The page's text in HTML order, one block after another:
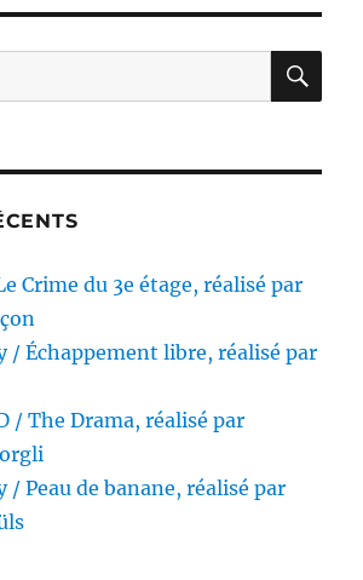
Le
de
Crime du 3e étage, réalisé par
/ Échappement libre, réalisé par
/ The Drama, réalisé par
/ Peau de banane, réalisé par